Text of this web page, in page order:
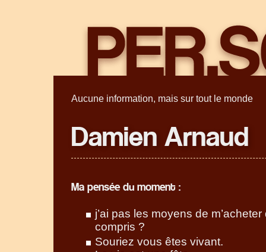
Aucune information, mais sur tout le monde
Damien Arnaud
Ma pensée du moment :
j’ai pas les moyens de
compris ?
Souriez vous êtes vivant.